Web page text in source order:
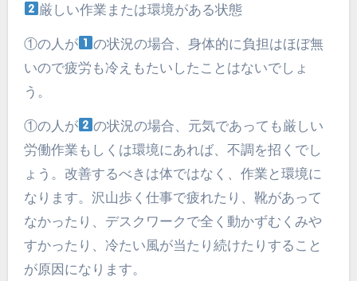
厳しい作業または環境がある状態
①の人が
の状況の場合、身体的に負担はほぼ無
いので疲労も冷えもたいしたことはないでしょ
う。
①の人が
の状況の場合、元気であっても厳しい
労働作業もしくは環境にあれば、不調を招くでし
ょう。改善するべきは体ではなく、作業と環境に
なります。沢山歩く仕事で疲れたり、靴があって
なかったり、デスクワークで全く動かずむくみや
すかったり、冷たい風が当たり続けたりすること
が原因になります。